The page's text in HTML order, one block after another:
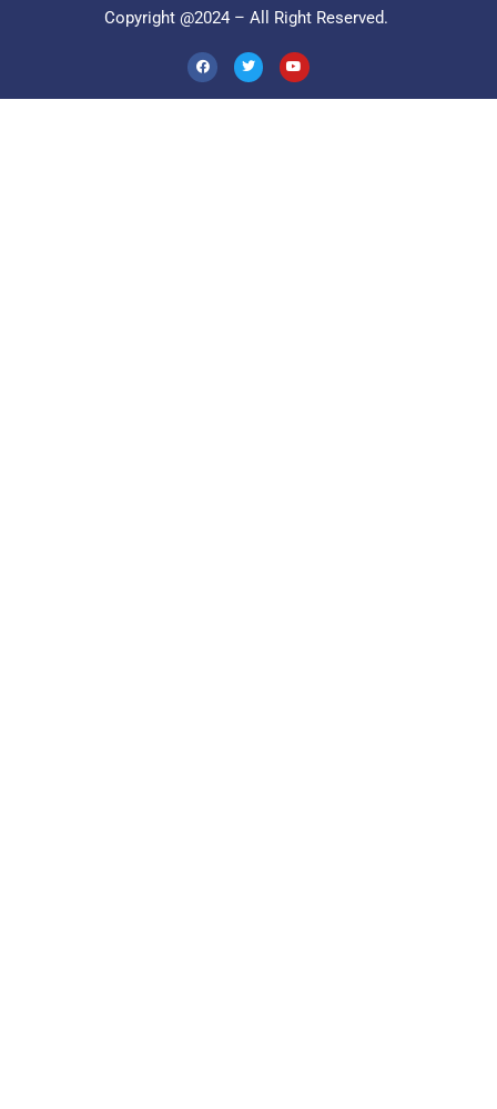
Copyright @2024 – All Right Reserved.